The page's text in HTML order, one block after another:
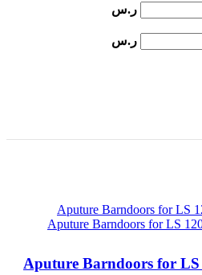
ر.س
ر.س
Aputure Barndoors for